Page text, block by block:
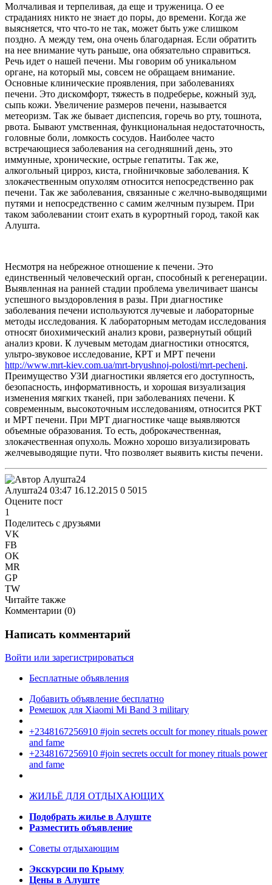
Молчаливая и терпеливая, да еще и труженица. О ее
страданиях никто не знает до поры, до времени. Когда же
выясняется, что что-то не так, может быть уже слишком
поздно. А между тем, она очень благодарная. Если обратить
на нее внимание чуть раньше, она обязательно справиться.
Речь идет о нашей печени. Мы говорим об уникальном
органе, на который мы, совсем не обращаем внимание.
Основные клинические проявления, при заболеваниях
печени. Это дискомфорт, тяжесть в подреберье, кожный зуд,
сыпь кожи. Увеличение размеров печени, называется
метеоризм. Так же бывает диспепсия, горечь во рту, тошнота,
рвота. Бывают умственная, функциональная недостаточность,
головные боли, ломкость сосудов. Наиболее часто
встречающиеся заболевания на сегодняшний день, это
иммунные, хронические, острые гепатиты. Так же,
алкогольный цирроз, киста, гнойничковые заболевания. К
злокачественным опухолям относится непосредственно рак
печени. Так же заболевания, связанные с желчно-выводящими
путями и непосредственно с самим желчным пузырем. При
таком заболевании стоит ехать в курортный город, такой как
Алушта.
Несмотря на небрежное отношение к печени. Это
единственный человеческий орган, способный к регенерации.
Выявленная на ранней стадии проблема увеличивает шансы
успешного выздоровления в разы. При диагностике
заболевания печени используются лучевые и лабораторные
методы исследования. К лабораторным методам исследования
относят биохимический анализ крови, развернутый общий
анализ крови. К лучевым методам диагностики относятся,
ультро-звуковое исследование, КРТ и МРТ печени
http://www.mrt-kiev.com.ua/mrt-bryushnoj-polosti/mrt-pecheni.
Преимущество УЗИ диагностики является его доступность,
безопасность, информативность, и хорошая визуализация
изменения мягких тканей, при заболеваниях печени. К
современным, высокоточным исследованиям, относится РКТ
и МРТ печени. При МРТ диагностике чаще выявляются
объемные образования. То есть, доброкачественная,
злокачественная опухоль. Можно хорошо визуализировать
желчевыводящие пути. Что позволяет выявить кисты печени.
Алушта24 03:47 16.12.2015 0 5015
Оцените пост
1
Поделитесь с друзьями
VK
FB
OK
MR
GP
TW
Читайте также
Комментарии (0)
Написать комментарий
Войти или зарегистрироваться
Бесплатные объявления
Добавить объявление бесплатно
Ремешок для Xiaomi Mi Band 3 military
+2348167256910 #join secrets occult for money rituals power
and fame
+2348167256910 #join secrets occult for money rituals power
and fame
ЖИЛЬЁ ДЛЯ ОТДЫХАЮЩИХ
Подобрать жилье в Алуште
Разместить объявление
Советы отдыхающим
Экскурсии по Крыму
Цены в Алуште